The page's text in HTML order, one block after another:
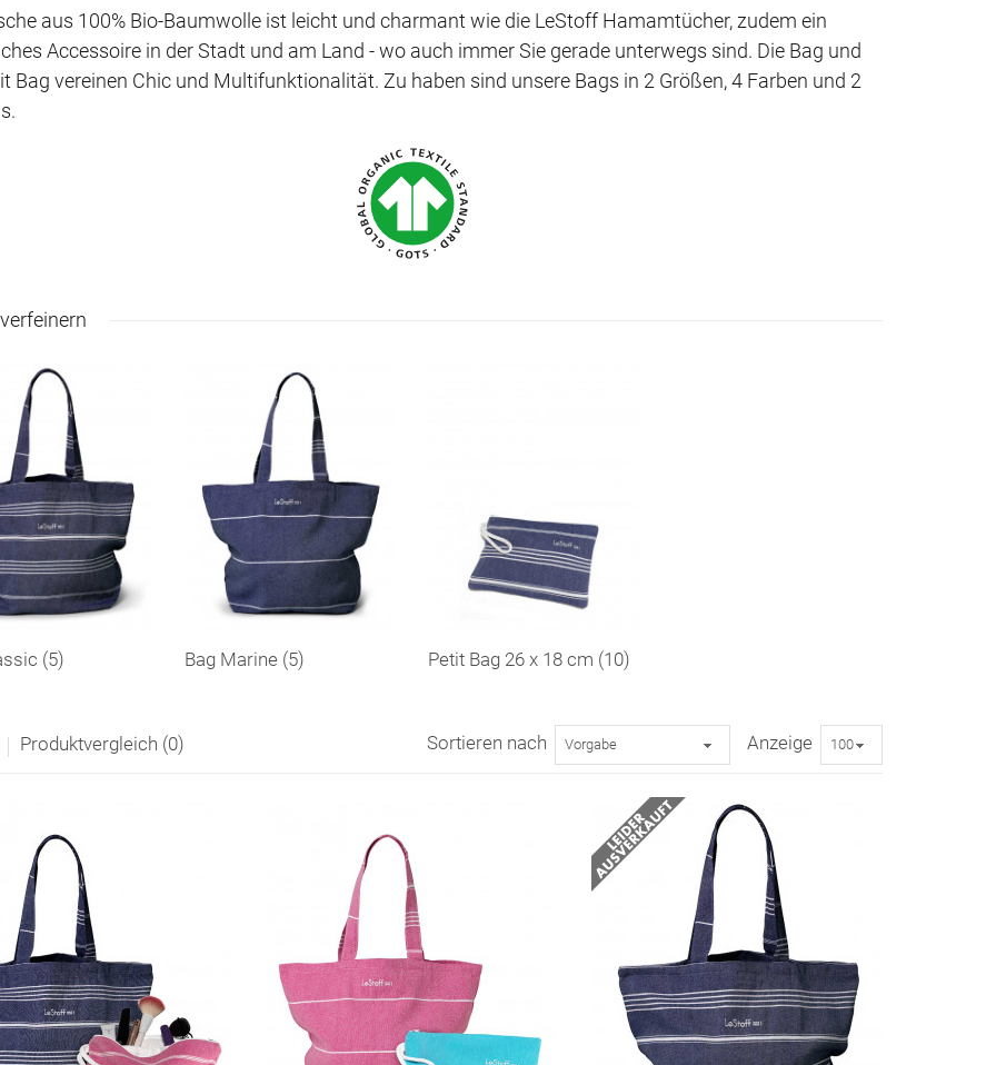
aus 100% Bio-Baumwolle ist leicht und charmant wie die LeStoff Hamamtücher, zudem ein
Accessoire in der Stadt und am Land - wo auch immer Sie gerade unterwegs sind. Die Bag und
Bag vereinen Chic und Multifunktionalität. Zu haben sind unsere Bags in 2 Größen, 4 Farben und 2
(5) Bag Marine (5) Petit Bag 26 x 18 cm (10)
Produktvergleich (0) Sortieren nach Anzeige